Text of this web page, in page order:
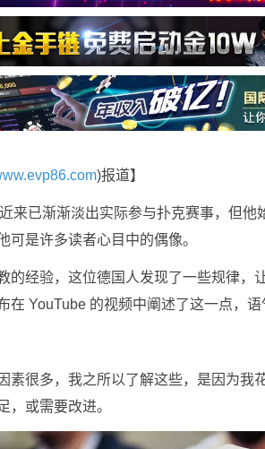
)报道】
来已渐渐淡出实际参与扑克赛事，但
可是许多读者心目中的偶像。
的经验，这位德国人发现了一些规律，
在 YouTube 的视频中阐述了这一点，语
素很多，我之所以了解这些，是因为我
，或需要改进。